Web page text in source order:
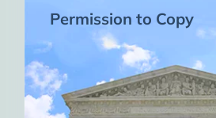
Permission to Copy